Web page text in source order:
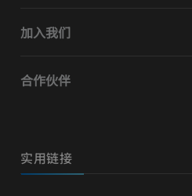
加入我们
合作伙伴
实用链接